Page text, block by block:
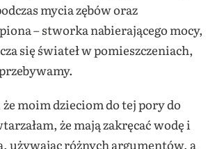
mycia zębów oraz
– stworka nabierającego mocy,
się świateł w pomieszczeniach,
moim dzieciom do tej pory do
że mają zakręcać wodę i
używając różnych argumentów, a